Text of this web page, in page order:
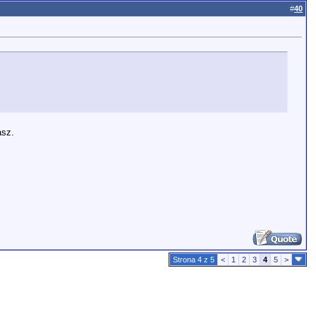
#40
Strona 4 z 5 < 1 2 3 4 5 >